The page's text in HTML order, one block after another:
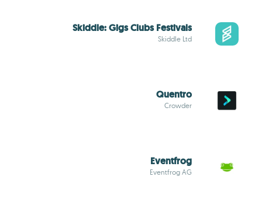
Skiddle: Gigs Clubs Festivals
Skiddle Ltd
Quentro
Crowder
Eventfrog
Eventfrog AG